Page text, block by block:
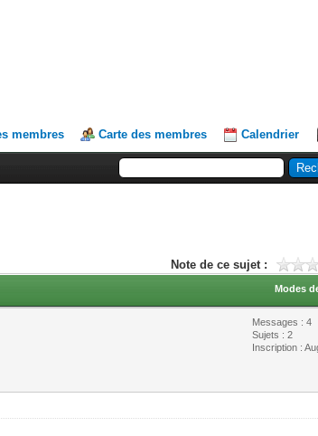
membres Carte des membres Calendrier
Note de ce sujet :
Modes
Messages : 4
Sujets : 2
Inscription :